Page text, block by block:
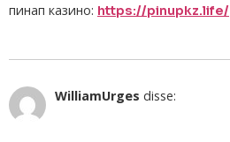
пинап казино: https://pinupkz.life/
WilliamUrges disse: